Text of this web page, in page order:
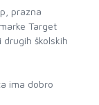
prazna
Target
školskih
ima dobro